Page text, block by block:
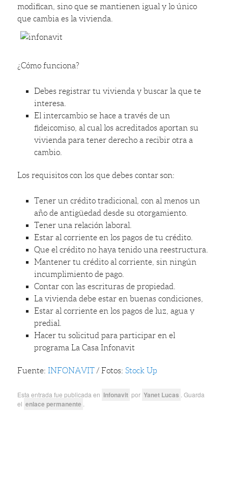
modifican, sino que se mantienen igual y lo único
que cambia es la vivienda.
¿Cómo funciona?
Debes registrar tu vivienda y buscar la que te
interesa.
El intercambio se hace a través de un
fideicomiso, al cual los acreditados aportan su
vivienda para tener derecho a recibir otra a
cambio.
Los requisitos con los que debes contar son:
Tener un crédito tradicional, con al menos un
año de antigüedad desde su otorgamiento.
Tener una relación laboral.
Estar al corriente en los pagos de tu crédito.
Que el crédito no haya tenido una reestructura.
Mantener tu crédito al corriente, sin ningún
incumplimiento de pago.
Contar con las escrituras de propiedad.
La vivienda debe estar en buenas condiciones,
Estar al corriente en los pagos de luz, agua y
predial.
Hacer tu solicitud para participar en el
programa La Casa Infonavit
Fuente:INFONAVIT / Fotos: Stock Up
Esta entrada fue publicada en Infonavit por Yanet Lucas . Guarda
el enlace permanente